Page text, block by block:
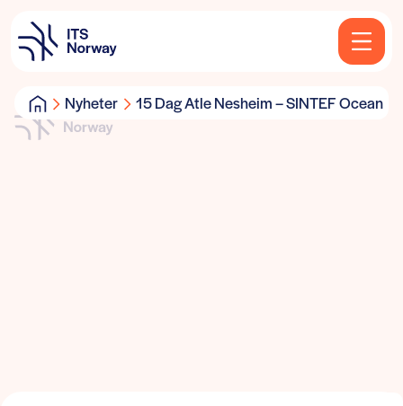
Nyheter 15 Dag Atle Nesheim – SINTEF Ocean